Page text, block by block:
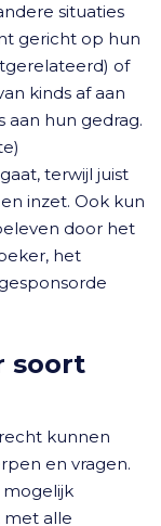
situaties
gericht op hun
of
kinds af aan
aan hun gedrag.
terwijl juist
inzet. Ook kun
door het
het
soort
kunnen
en vragen.
met alle